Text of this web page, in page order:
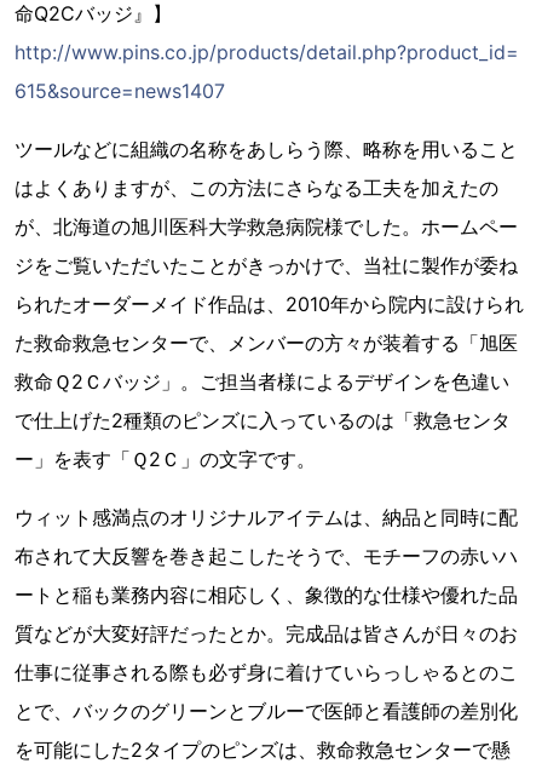
命Q2Cバッジ』】
http://www.pins.co.jp/products/detail.php?product_id=
615&source=news1407
ツールなどに組織の名称をあしらう際、略称を用いること
はよくありますが、この方法にさらなる工夫を加えたの
が、北海道の旭川医科大学救急病院様でした。ホームペー
ジをご覧いただいたことがきっかけで、当社に製作が委ね
られたオーダーメイド作品は、2010年から院内に設けられ
た救命救急センターで、メンバーの方々が装着する「旭医
救命Ｑ2Ｃバッジ」。ご担当者様によるデザインを色違い
で仕上げた2種類のピンズに入っているのは「救急センタ
ー」を表す「Ｑ2Ｃ」の文字です。
ウィット感満点のオリジナルアイテムは、納品と同時に配
布されて大反響を巻き起こしたそうで、モチーフの赤いハ
ートと稲も業務内容に相応しく、象徴的な仕様や優れた品
質などが大変好評だったとか。完成品は皆さんが日々のお
仕事に従事される際も必ず身に着けていらっしゃるとのこ
とで、バックのグリーンとブルーで医師と看護師の差別化
を可能にした2タイプのピンズは、救命救急センターで懸